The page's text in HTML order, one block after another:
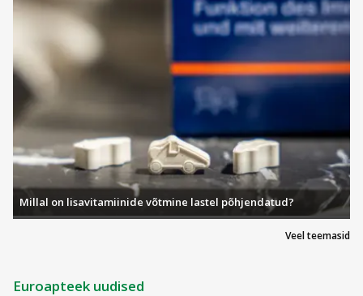
Veel teemasid
Millal on lisavitamiinide võtmine lastel põhjendatud?
Euroapteek uudised